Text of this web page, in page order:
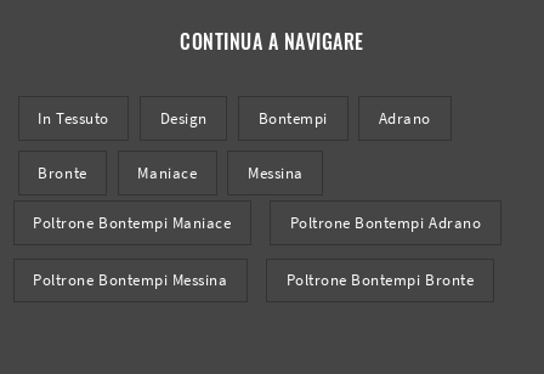
CONTINUA A NAVIGARE
In Tessuto Design Bontempi Adrano
Bronte Maniace Messina
Poltrone Bontempi Maniace Poltrone Bontempi Adrano
Poltrone Bontempi Messina Poltrone Bontempi Bronte